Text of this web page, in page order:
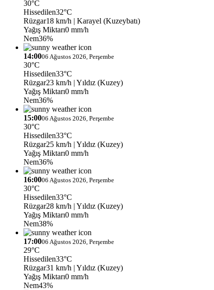
30°C
Hissedilen32°C
Rüzgar18 km/h | Karayel (Kuzeybatı)
Yağış Miktarı0 mm/h
Nem36%
14:0006 Ağustos 2026, Perşembe
30°C
Hissedilen33°C
Rüzgar23 km/h | Yıldız (Kuzey)
Yağış Miktarı0 mm/h
Nem36%
15:0006 Ağustos 2026, Perşembe
30°C
Hissedilen33°C
Rüzgar25 km/h | Yıldız (Kuzey)
Yağış Miktarı0 mm/h
Nem36%
16:0006 Ağustos 2026, Perşembe
30°C
Hissedilen33°C
Rüzgar28 km/h | Yıldız (Kuzey)
Yağış Miktarı0 mm/h
Nem38%
17:0006 Ağustos 2026, Perşembe
29°C
Hissedilen33°C
Rüzgar31 km/h | Yıldız (Kuzey)
Yağış Miktarı0 mm/h
Nem43%